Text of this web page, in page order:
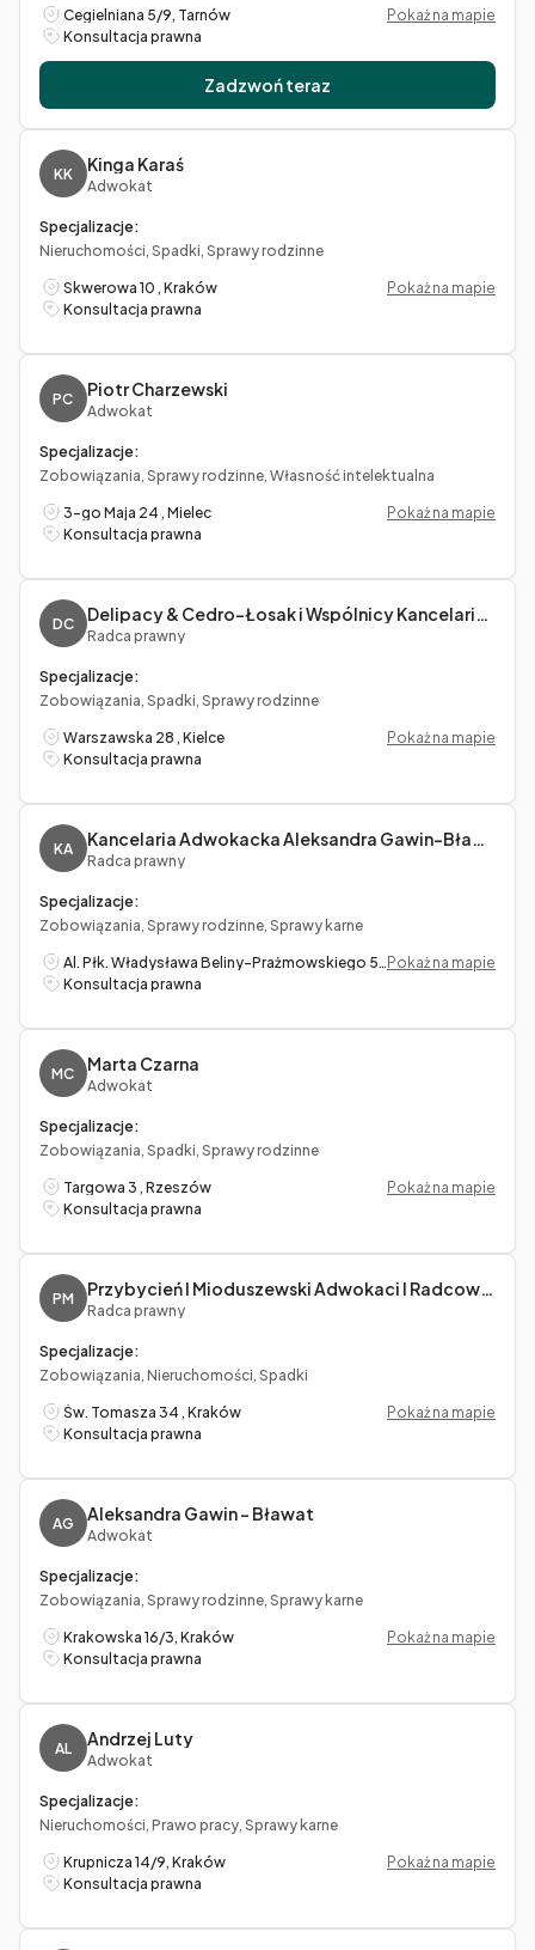
Cegielniana 5/9, Tarnów
Pokaż na mapie
Konsultacja prawna
Zadzwoń teraz
KK Kinga Karaś
Adwokat
Specjalizacje:
Nieruchomości, Spadki, Sprawy rodzinne
Skwerowa 10 , Kraków
Pokaż na mapie
Konsultacja prawna
PC Piotr Charzewski
Adwokat
Specjalizacje:
Zobowiązania, Sprawy rodzinne, Własność intelektualna
3-go Maja 24 , Mielec
Pokaż na mapie
Konsultacja prawna
DC
Radca prawny
Specjalizacje:
Zobowiązania, Spadki, Sprawy rodzinne
Warszawska 28 , Kielce
Pokaż na mapie
Konsultacja prawna
KA
Radca prawny
Specjalizacje:
Zobowiązania, Sprawy rodzinne, Sprawy karne
Al. Płk. Władysława Beliny-Prażmowskiego 53/5, KrakówPokaż na mapie
Konsultacja prawna
MC Marta Czarna
Adwokat
Specjalizacje:
Zobowiązania, Spadki, Sprawy rodzinne
Targowa 3 , Rzeszów
Pokaż na mapie
Konsultacja prawna
PM
Radca prawny
Specjalizacje:
Zobowiązania, Nieruchomości, Spadki
Św. Tomasza 34 , Kraków
Pokaż na mapie
Konsultacja prawna
AG Aleksandra Gawin – Bławat
Adwokat
Specjalizacje:
Zobowiązania, Sprawy rodzinne, Sprawy karne
Krakowska 16/3, Kraków
Pokaż na mapie
Konsultacja prawna
AL Andrzej Luty
Adwokat
Specjalizacje:
Nieruchomości, Prawo pracy, Sprawy karne
Krupnicza 14/9, Kraków
Pokaż na mapie
Konsultacja prawna